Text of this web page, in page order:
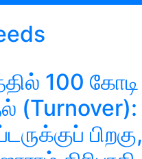
100 கோடி
(Turnover):
பிறகு,